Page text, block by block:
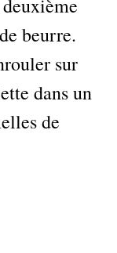
beurre.
sur
dans un
de